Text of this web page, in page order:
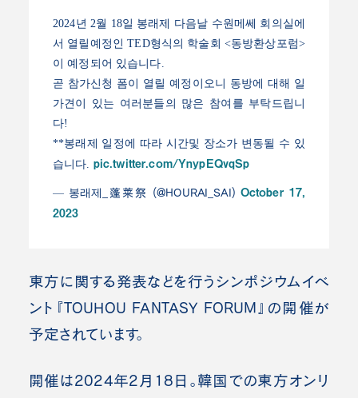
2024년 2월 18일 봉래제 다음날 수원메쎄 회의실에
서 열릴예정인 TED형식의 학술회 <동방환상포럼>
이 예정되어 있습니다.
곧 참가신청 폼이 열릴 예정이오니 동방에 대해 일
가견이 있는 여러분들의 많은 참여를 부탁드립니
다!
**봉래제 일정에 따라 시간및 장소가 변동될 수 있
습니다. pic.twitter.com/YnypEQvqSp
— 봉래제_蓬莱祭 (@HOURAI_SAI) October 17,
2023
東方に関する発表などを行うシンポジウムイベ
ント『TOUHOU FANTASY FORUM』の開催が
予定されています。
開催は2024年2月18日。韓国での東方オンリ